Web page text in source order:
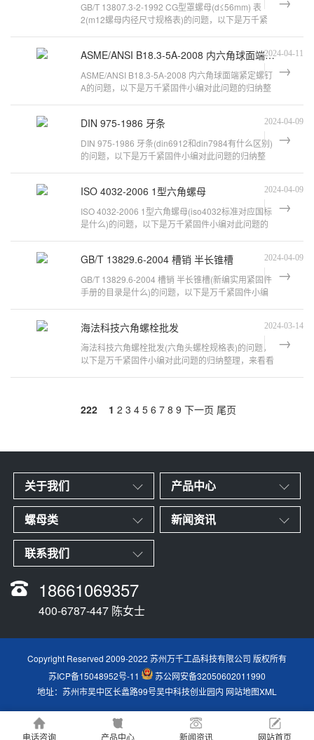
GB/T 13807.3-2-1992 CG型罩螺母(d≤56mm) 表
2(m12螺母内径尺寸规格表)的问题，以下是万千紧
ASME/ANSI B18.3-5A-2008 内六角球面端紧定螺钉 A
2024-04-11
ASME/ANSI B18.3-5A-2008 内六角球面端紧定螺钉
A的问题，以下是万千紧固件小编对此问题的归纳整
DIN 975-1986 牙条 2024-04-09
DIN 975-1986 牙条(din6912和din7984有什么区别)
的问题，以下是万千紧固件小编对此问题的归纳整
ISO 4032-2006 1型六角螺母 2024-04-09
ISO 4032-2006 1型六角螺母(iso4032标准对应国标
是什么)的问题，以下是万千紧固件小编对此问题的
GB/T 13829.6-2004 槽销 半长锥槽 2024-04-09
GB/T 13829.6-2004 槽销 半长锥槽(新编实用紧固件
手册的目录是什么)的问题，以下是万千紧固件小编
海法科技六角螺栓批发 2024-03-14
海法科技六角螺栓批发(六角头螺栓规格表)的问题，
以下是万千紧固件小编对此问题的归纳整理，来看看
222 1 2 3 4 5 6 7 8 9 下一页 尾页
关于我们 产品中心
螺母类 新闻资讯
联系我们
18661069357
400-6787-447 陈女士
Copyright Reserved 2009-2022 苏州万千工品科技有限公司 版权所有
苏ICP备15048952号-11
苏公网安备32050602011990
地址：苏州市吴中区长蠡路99号吴中科技创业园内 网站地图XML
电话咨询 产品中心 新闻资讯 网站首页